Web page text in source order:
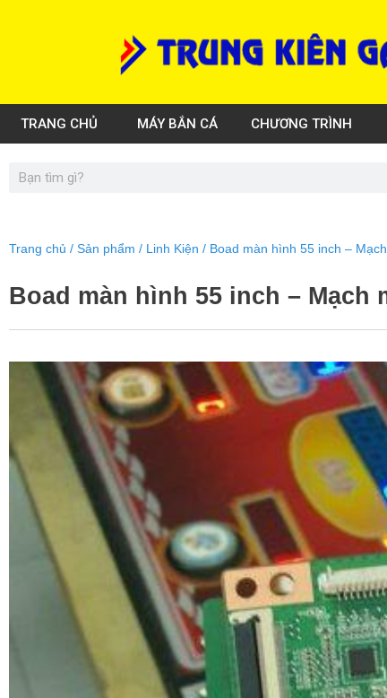
TRANG CHỦ MÁY BẮN CÁ CHƯƠNG TRÌNH
Search
Trang chủ / Sản phẩm / Linh Kiện / Boad màn hình 55 inch –
Boad màn hình 55 inch – Mạch